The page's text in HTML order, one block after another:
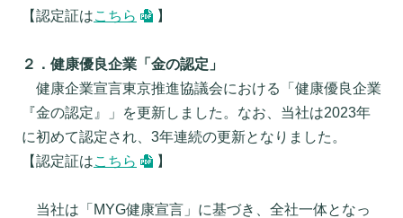
【認定証はこちら 】
２．健康優良企業「金の認定」
健康企業宣言東京推進協議会における「健康優良企業
『金の認定』」を更新しました。なお、当社は2023年
に初めて認定され、3年連続の更新となりました。
【認定証はこちら 】
当社は「MYG健康宣言」に基づき、全社一体となっ